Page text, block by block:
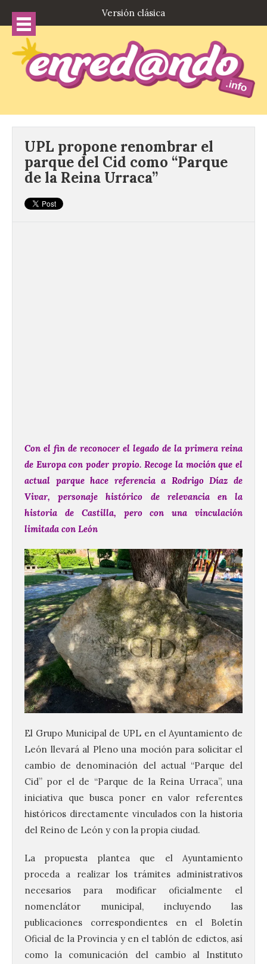
Versión clásica
UPL propone renombrar el
parque del Cid como “Parque
de la Reina Urraca”
Con el fin de reconocer el legado de la primera reina
de Europa con poder propio. Recoge la moción que el
actual parque hace referencia a Rodrigo Díaz de
Vivar, personaje histórico de relevancia en la
historia de Castilla, pero con una vinculación
limitada con León
El Grupo Municipal de UPL en el Ayuntamiento de
León llevará al Pleno una moción para solicitar el
cambio de denominación del actual “Parque del
Cid” por el de “Parque de la Reina Urraca”, una
iniciativa que busca poner en valor referentes
históricos directamente vinculados con la historia
del Reino de León y con la propia ciudad.
La propuesta plantea que el Ayuntamiento
proceda a realizar los trámites administrativos
necesarios para modificar oficialmente el
nomenclátor municipal, incluyendo las
publicaciones correspondientes en el Boletín
Oficial de la Provincia y en el tablón de edictos, así
como la comunicación del cambio al Instituto